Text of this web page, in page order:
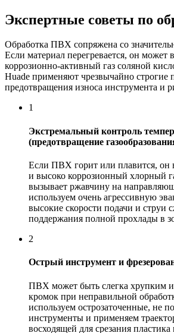
Экспертные советы по
Обработка ПВХ сопряжена со
Если материал перегревается, он может
коррозионно-активный газ соляной
Huade применяют чрезвычайно строгие
предотвращения износа инструмента и
1
Экстремальный контроль
(предотвращение
Если ПВХ горит или плавится, он
и высоко коррозионный хлорный
вызывает ржавчину на
используем очень агрессивную
высокие скорости подачи и струи
поддержания полной прохлады в
2
Острый инструмент и
ПВХ может быть слегка хрупким и
кромок при неправильной
используем острозаточенные, не
инструменты и применяем
восходящей для срезания